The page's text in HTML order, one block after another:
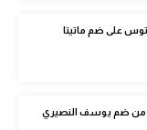
على ضم ماتيتا
من ضم يوسف النصيري